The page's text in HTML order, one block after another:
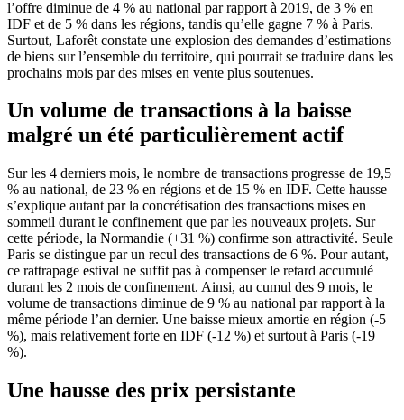
l’offre diminue de 4 % au national par rapport à 2019, de 3 % en
IDF et de 5 % dans les régions, tandis qu’elle gagne 7 % à Paris.
Surtout, Laforêt constate une explosion des demandes d’estimations
de biens sur l’ensemble du territoire, qui pourrait se traduire dans les
prochains mois par des mises en vente plus soutenues.
Un volume de transactions à la baisse
malgré un été particulièrement actif
Sur les 4 derniers mois, le nombre de transactions progresse de 19,5
% au national, de 23 % en régions et de 15 % en IDF. Cette hausse
s’explique autant par la concrétisation des transactions mises en
sommeil durant le confinement que par les nouveaux projets. Sur
cette période, la Normandie (+31 %) confirme son attractivité. Seule
Paris se distingue par un recul des transactions de 6 %. Pour autant,
ce rattrapage estival ne suffit pas à compenser le retard accumulé
durant les 2 mois de confinement. Ainsi, au cumul des 9 mois, le
volume de transactions diminue de 9 % au national par rapport à la
même période l’an dernier. Une baisse mieux amortie en région (-5
%), mais relativement forte en IDF (-12 %) et surtout à Paris (-19
%).
Une hausse des prix persistante